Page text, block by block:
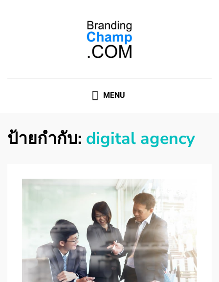
MENU
ป้ายกำกับ: digital agency